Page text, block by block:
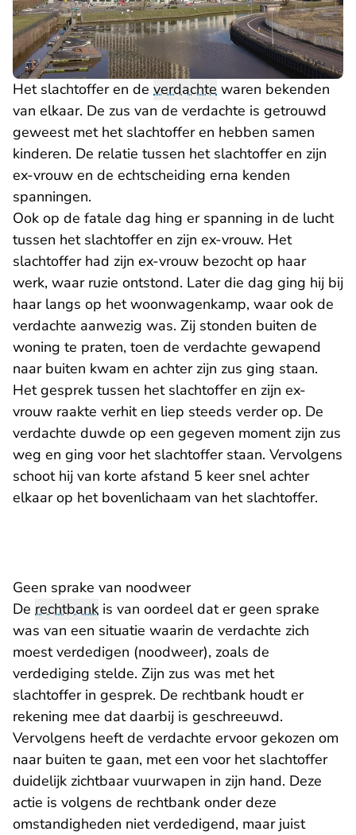
Het slachtoffer en de verdachte waren bekenden
van elkaar. De zus van de verdachte is getrouwd
geweest met het slachtoffer en hebben samen
kinderen. De relatie tussen het slachtoffer en zijn
ex-vrouw en de echtscheiding erna kenden
spanningen.
Ook op de fatale dag hing er spanning in de lucht
tussen het slachtoffer en zijn ex-vrouw. Het
slachtoffer had zijn ex-vrouw bezocht op haar
werk, waar ruzie ontstond. Later die dag ging hij bij
haar langs op het woonwagenkamp, waar ook de
verdachte aanwezig was. Zij stonden buiten de
woning te praten, toen de verdachte gewapend
naar buiten kwam en achter zijn zus ging staan.
Het gesprek tussen het slachtoffer en zijn ex-
vrouw raakte verhit en liep steeds verder op. De
verdachte duwde op een gegeven moment zijn zus
weg en ging voor het slachtoffer staan. Vervolgens
schoot hij van korte afstand 5 keer snel achter
elkaar op het bovenlichaam van het slachtoffer.
Geen sprake van noodweer
De rechtbank is van oordeel dat er geen sprake
was van een situatie waarin de verdachte zich
moest verdedigen (noodweer), zoals de
verdediging stelde. Zijn zus was met het
slachtoffer in gesprek. De rechtbank houdt er
rekening mee dat daarbij is geschreeuwd.
Vervolgens heeft de verdachte ervoor gekozen om
naar buiten te gaan, met een voor het slachtoffer
duidelijk zichtbaar vuurwapen in zijn hand. Deze
actie is volgens de rechtbank onder deze
omstandigheden niet verdedigend, maar juist